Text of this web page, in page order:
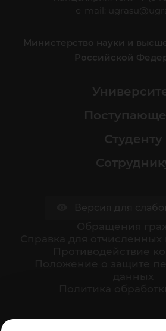
e-mail:
Министерство науки и
Российской
Студенту